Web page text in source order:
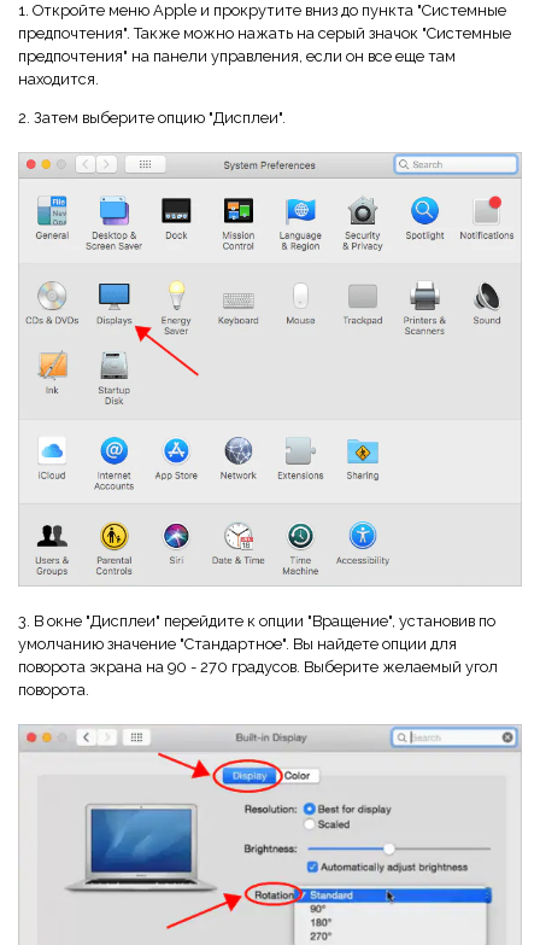
Новый PDFelement 12умнее, быстрее,
проще
От AI-функций до пакетных инструментов: новый
PDFelement делает работу с PDF еще удобнее.
Скачать бесплатно
Поделиться PDF
Комплексные решения
Преподавание
IT-служба
Юриспруденция
Финансы
Правительство
Издательство
Фрилансер
Все Функции PDF
1. Откройте меню Apple и прокрутите вниз до пункта "Системные
предпочтения". Также можно нажать на серый значок "Системные
предпочтения" на панели управления, если он все еще там
находится.
2. Затем выберите опцию "Дисплеи".
3. В окне "Дисплеи" перейдите к опции "Вращение", установив по
умолчанию значение "Стандартное". Вы найдете опции для
поворота экрана на 90 - 270 градусов. Выберите желаемый угол
поворота.